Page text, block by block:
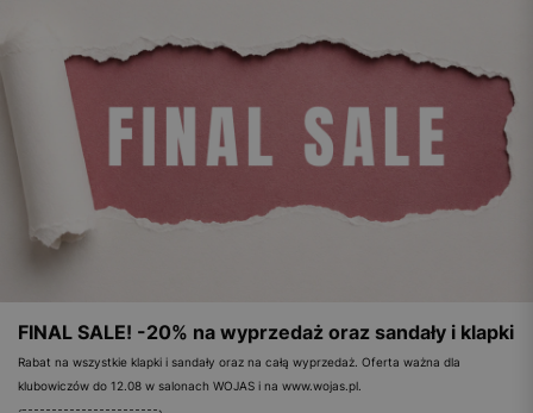
FINAL SALE! -20% na wyprzedaż oraz sandały i klapki
Rabat na wszystkie klapki i sandały oraz na całą wyprzedaż. Oferta ważna dla
klubowiczów do 12.08 w salonach WOJAS i na www.wojas.pl.